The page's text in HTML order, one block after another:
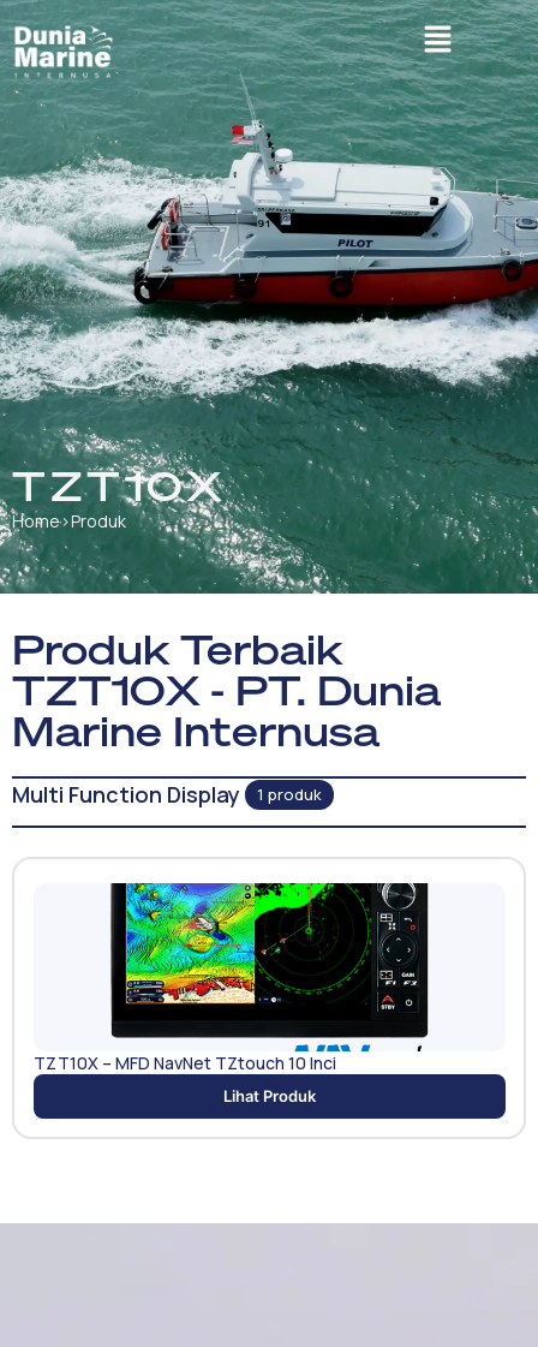
TZT10X
Home›Produk
Produk Terbaik
TZT10X - PT. Dunia
Marine Internusa
Multi Function Display 1 produk
TZT10X – MFD NavNet TZtouch 10 Inci
Lihat Produk